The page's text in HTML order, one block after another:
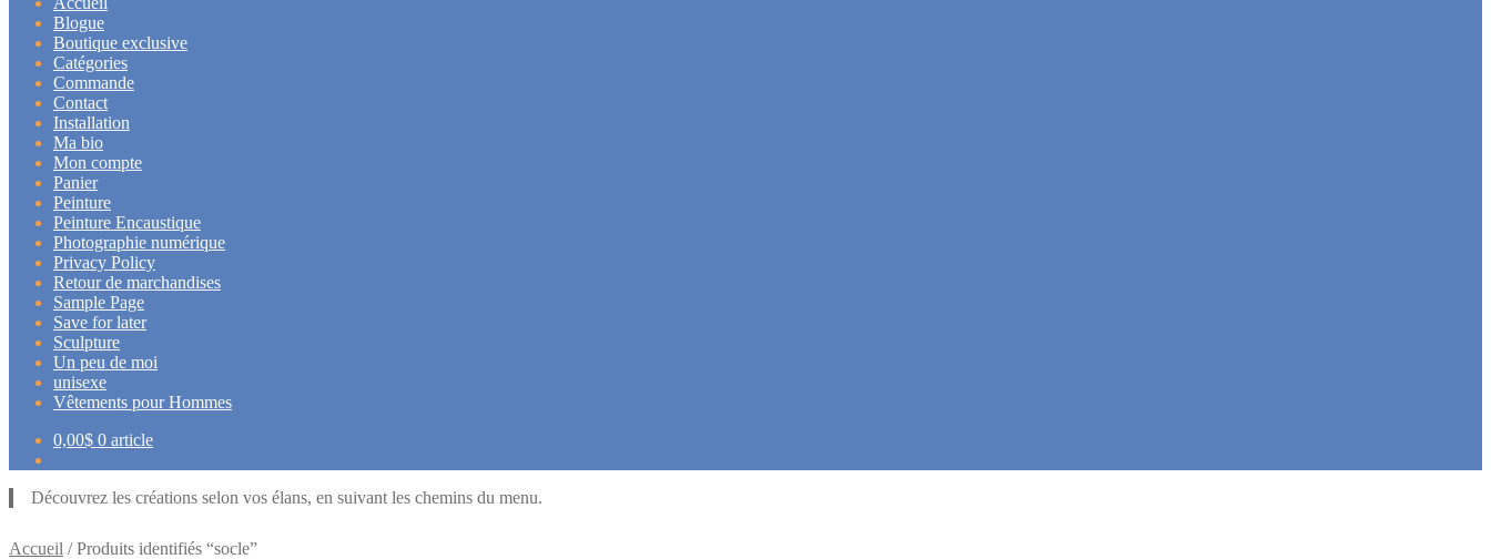
Blogue
Boutique exclusive
Catégories
Commande
Contact
Installation
Ma bio
Mon compte
Panier
Peinture
Peinture Encaustique
Photographie numérique
Privacy Policy
Retour de marchandises
Sample Page
Save for later
Sculpture
Un peu de moi
unisexe
Vêtements pour Hommes
0,00$ 0 article
Découvrez les créations selon vos élans, en suivant les chemins du menu.
Accueil /Produits identifiés “socle”